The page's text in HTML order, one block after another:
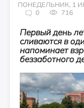
ПОНЕДЕЛЬНИК, 1
0
716
Первый день
сливаются в
напоминает
беззаботного